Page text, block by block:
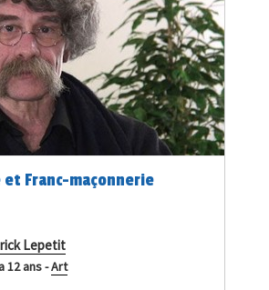
et Franc-maçonnerie
Lepetit
12 ans-Art